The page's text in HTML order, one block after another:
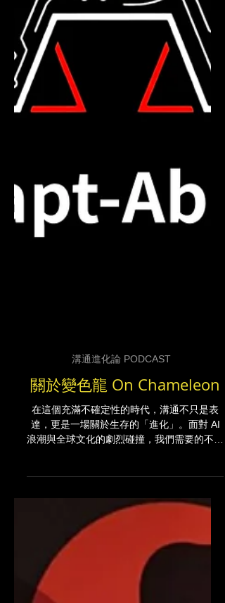
溝通進化論 PODCAST
關於變色龍 On Chameleon
在這個充滿不確定性的時代，溝通不只是表
達，更是一場關於生存的「進化」。面對 AI
浪潮與全球文化的劇烈碰撞，我們需要的不再
只是學位，而是不被時代淘汰的變革力。黑匡